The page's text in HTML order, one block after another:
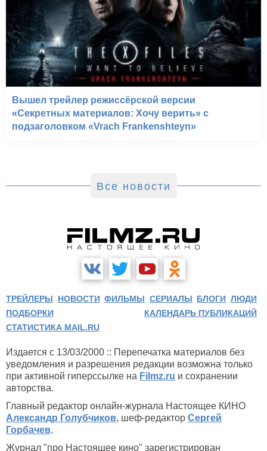
Вышел трейлер режиссёрской версии
«Секретных материалов: Хочу верить» с
подзаголовком «Vrach Frankenshteyn»
Все новости
ТРЕЙЛЕРЫ НОВОСТИ ФИЛЬМЫ СЕРИАЛЫ БЛОГИ ЛЮДИ
ПОДБОРКИ
КАЛЕНДАРЬ ПУБЛИКАЦИЙ
СТАТИСТИКА MAIL.RU
Издается с 13/03/2000 :: Перепечатка материалов без
уведомления и разрешения редакции возможна только
при активной гиперссылке на Filmz.ru и сохранении
авторства.
Главный редактор онлайн-журнала Настоящее КИНО
Александр Голубчиков, шеф-редактор Сергей
Горбачев.
Журнал "про Настоящее кино" зарегистрирован